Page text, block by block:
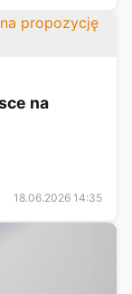
na
18.06.2026 14:35